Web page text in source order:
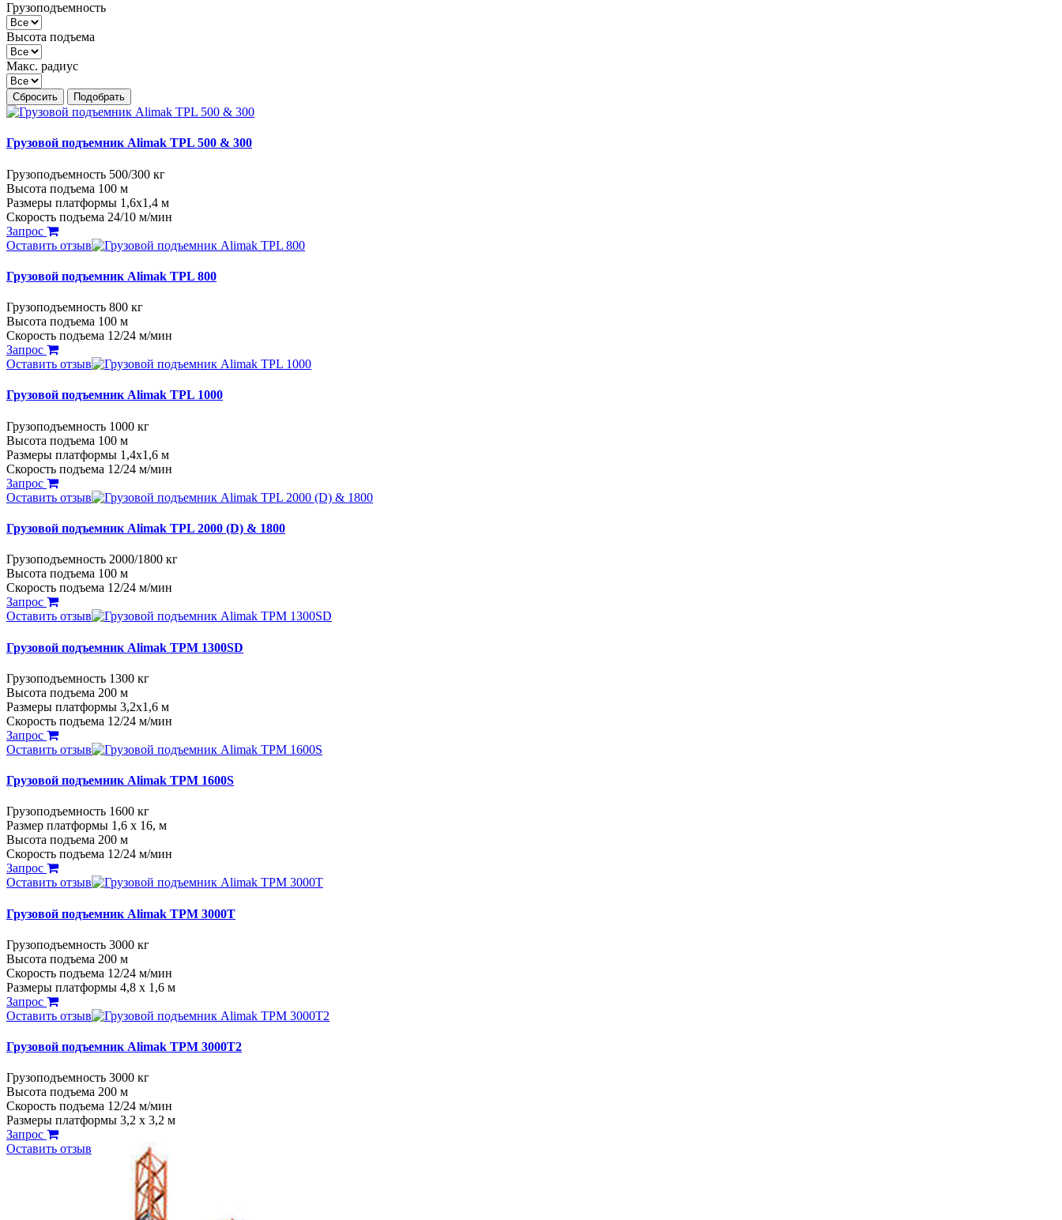
Грузоподъемность
Высота подъема
Макс. радиус
Сбросить Подобрать
Грузовой подъемник Alimak TPL 500 & 300
Грузоподъемность 500/300 кг
Высота подъема 100 м
Размеры платформы 1,6х1,4 м
Скорость подъема 24/10 м/мин
Запрос
Оставить отзыв
Грузовой подъемник Alimak TPL 800
Грузоподъемность 800 кг
Высота подъема 100 м
Скорость подъема 12/24 м/мин
Запрос
Оставить отзыв
Грузовой подъемник Alimak TPL 1000
Грузоподъемность 1000 кг
Высота подъема 100 м
Размеры платформы 1,4х1,6 м
Скорость подъема 12/24 м/мин
Запрос
Оставить отзыв
Грузовой подъемник Alimak TPL 2000 (D) & 1800
Грузоподъемность 2000/1800 кг
Высота подъема 100 м
Скорость подъема 12/24 м/мин
Запрос
Оставить отзыв
Грузовой подъемник Alimak TPM 1300SD
Грузоподъемность 1300 кг
Высота подъема 200 м
Размеры платформы 3,2х1,6 м
Скорость подъема 12/24 м/мин
Запрос
Оставить отзыв
Грузовой подъемник Alimak TPM 1600S
Грузоподъемность 1600 кг
Размер платформы 1,6 х 16, м
Высота подъема 200 м
Скорость подъема 12/24 м/мин
Запрос
Оставить отзыв
Грузовой подъемник Alimak TPM 3000T
Грузоподъемность 3000 кг
Высота подъема 200 м
Скорость подъема 12/24 м/мин
Размеры платформы 4,8 х 1,6 м
Запрос
Оставить отзыв
Грузовой подъемник Alimak TPM 3000T2
Грузоподъемность 3000 кг
Высота подъема 200 м
Скорость подъема 12/24 м/мин
Размеры платформы 3,2 х 3,2 м
Запрос
Оставить отзыв